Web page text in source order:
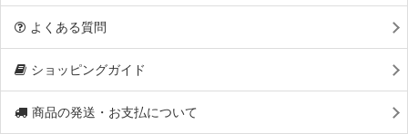
よくある質問
ショッピングガイド
商品の発送・お支払について